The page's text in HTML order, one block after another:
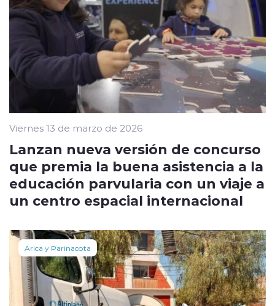
Viernes 13 de marzo de 2026
Lanzan nueva versión de concurso
que premia la buena asistencia a la
educación parvularia con un viaje a
un centro espacial internacional
Arica y Parinacota